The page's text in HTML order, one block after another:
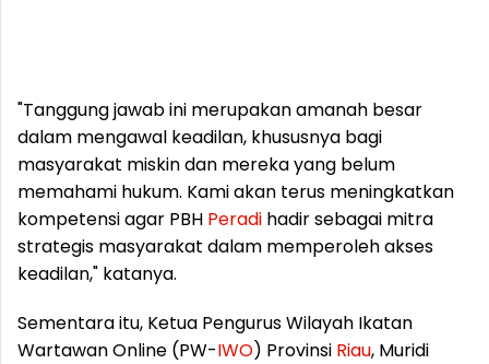
"Tanggung jawab ini merupakan amanah besar
dalam mengawal keadilan, khususnya bagi
masyarakat miskin dan mereka yang belum
memahami hukum. Kami akan terus meningkatkan
kompetensi agar PBH Peradi hadir sebagai mitra
strategis masyarakat dalam memperoleh akses
keadilan," katanya.
Sementara itu, Ketua Pengurus Wilayah Ikatan
Wartawan Online (PW-IWO) Provinsi Riau, Muridi